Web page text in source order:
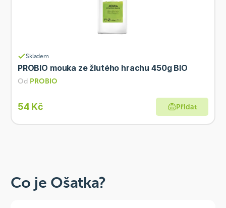
Skladem
PROBIO mouka ze žlutého hrachu 450g BIO
Od PROBIO
54 Kč Přidat
Co je Ošatka?